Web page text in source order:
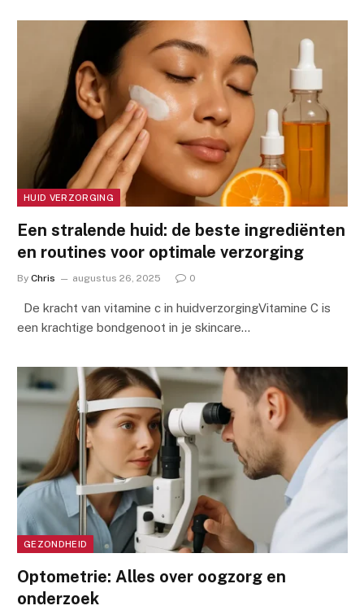
HUID VERZORGING
Een stralende huid: de beste ingrediënten
en routines voor optimale verzorging
By Chris augustus 26, 2025 0
De kracht van vitamine c in huidverzorgingVitamine C is
een krachtige bondgenoot in je skincare…
GEZONDHEID
Optometrie: Alles over oogzorg en
onderzoek